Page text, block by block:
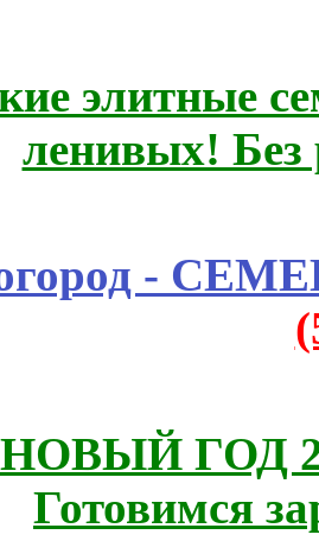
элитные
ленивых!
-
НОВЫЙ ГОД
Готовимся